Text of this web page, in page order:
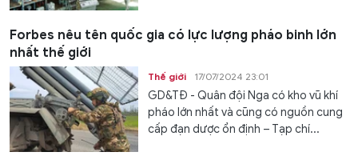
Forbes nêu tên quốc gia có lực lượng pháo binh lớn
nhất thế giới
Thế giới 17/07/2024 23:01
GD&TĐ - Quân đội Nga có kho vũ khí
pháo lớn nhất và cũng có nguồn cung
cấp đạn dược ổn định – Tạp chí...